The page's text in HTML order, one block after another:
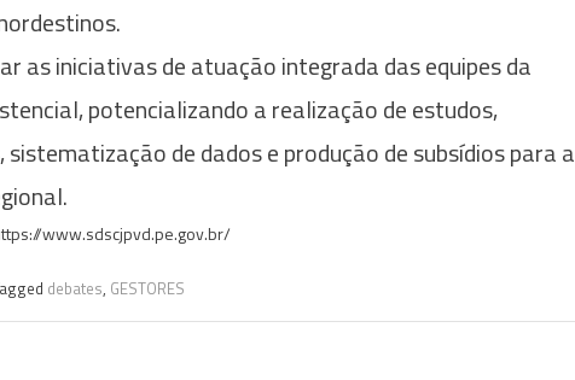
as iniciativas de atuação integrada das equipes da
potencializando a realização de estudos,
de dados e produção de subsídios para a
www.sdscjpvd.pe.gov.br/
debates, GESTORES